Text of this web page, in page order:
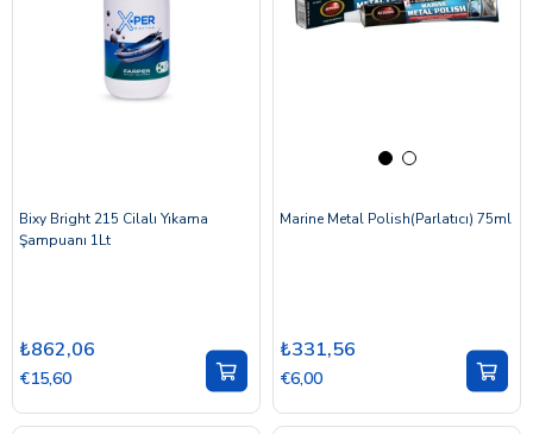
Bixy Bright 215 Cilalı Yıkama
Şampuanı 1Lt
₺862,06
€15,60
Marine Metal Polish(Parlatıcı) 75ml
₺331,56
€6,00